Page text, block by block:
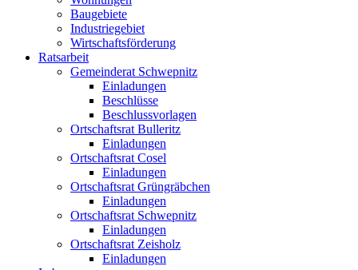
Baugebiete
Industriegebiet
Wirtschaftsförderung
Ratsarbeit
Gemeinderat Schwepnitz
Einladungen
Beschlüsse
Beschlussvorlagen
Ortschaftsrat Bulleritz
Einladungen
Ortschaftsrat Cosel
Einladungen
Ortschaftsrat Grüngräbchen
Einladungen
Ortschaftsrat Schwepnitz
Einladungen
Ortschaftsrat Zeisholz
Einladungen